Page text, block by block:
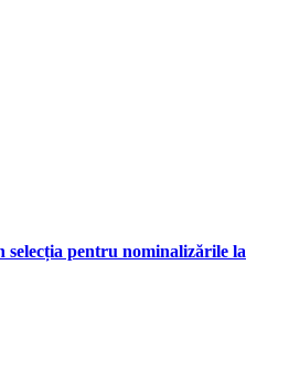
selecția pentru nominalizările la